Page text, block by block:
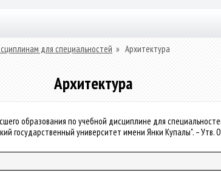
для специальностей » Архитектура
Архитектура
образования по учебной дисциплине для
государственный университет имени Янки Купалы". –